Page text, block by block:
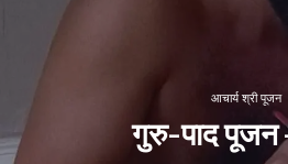
आचार्य श्री पूजन
गुरु-पाद पूजन